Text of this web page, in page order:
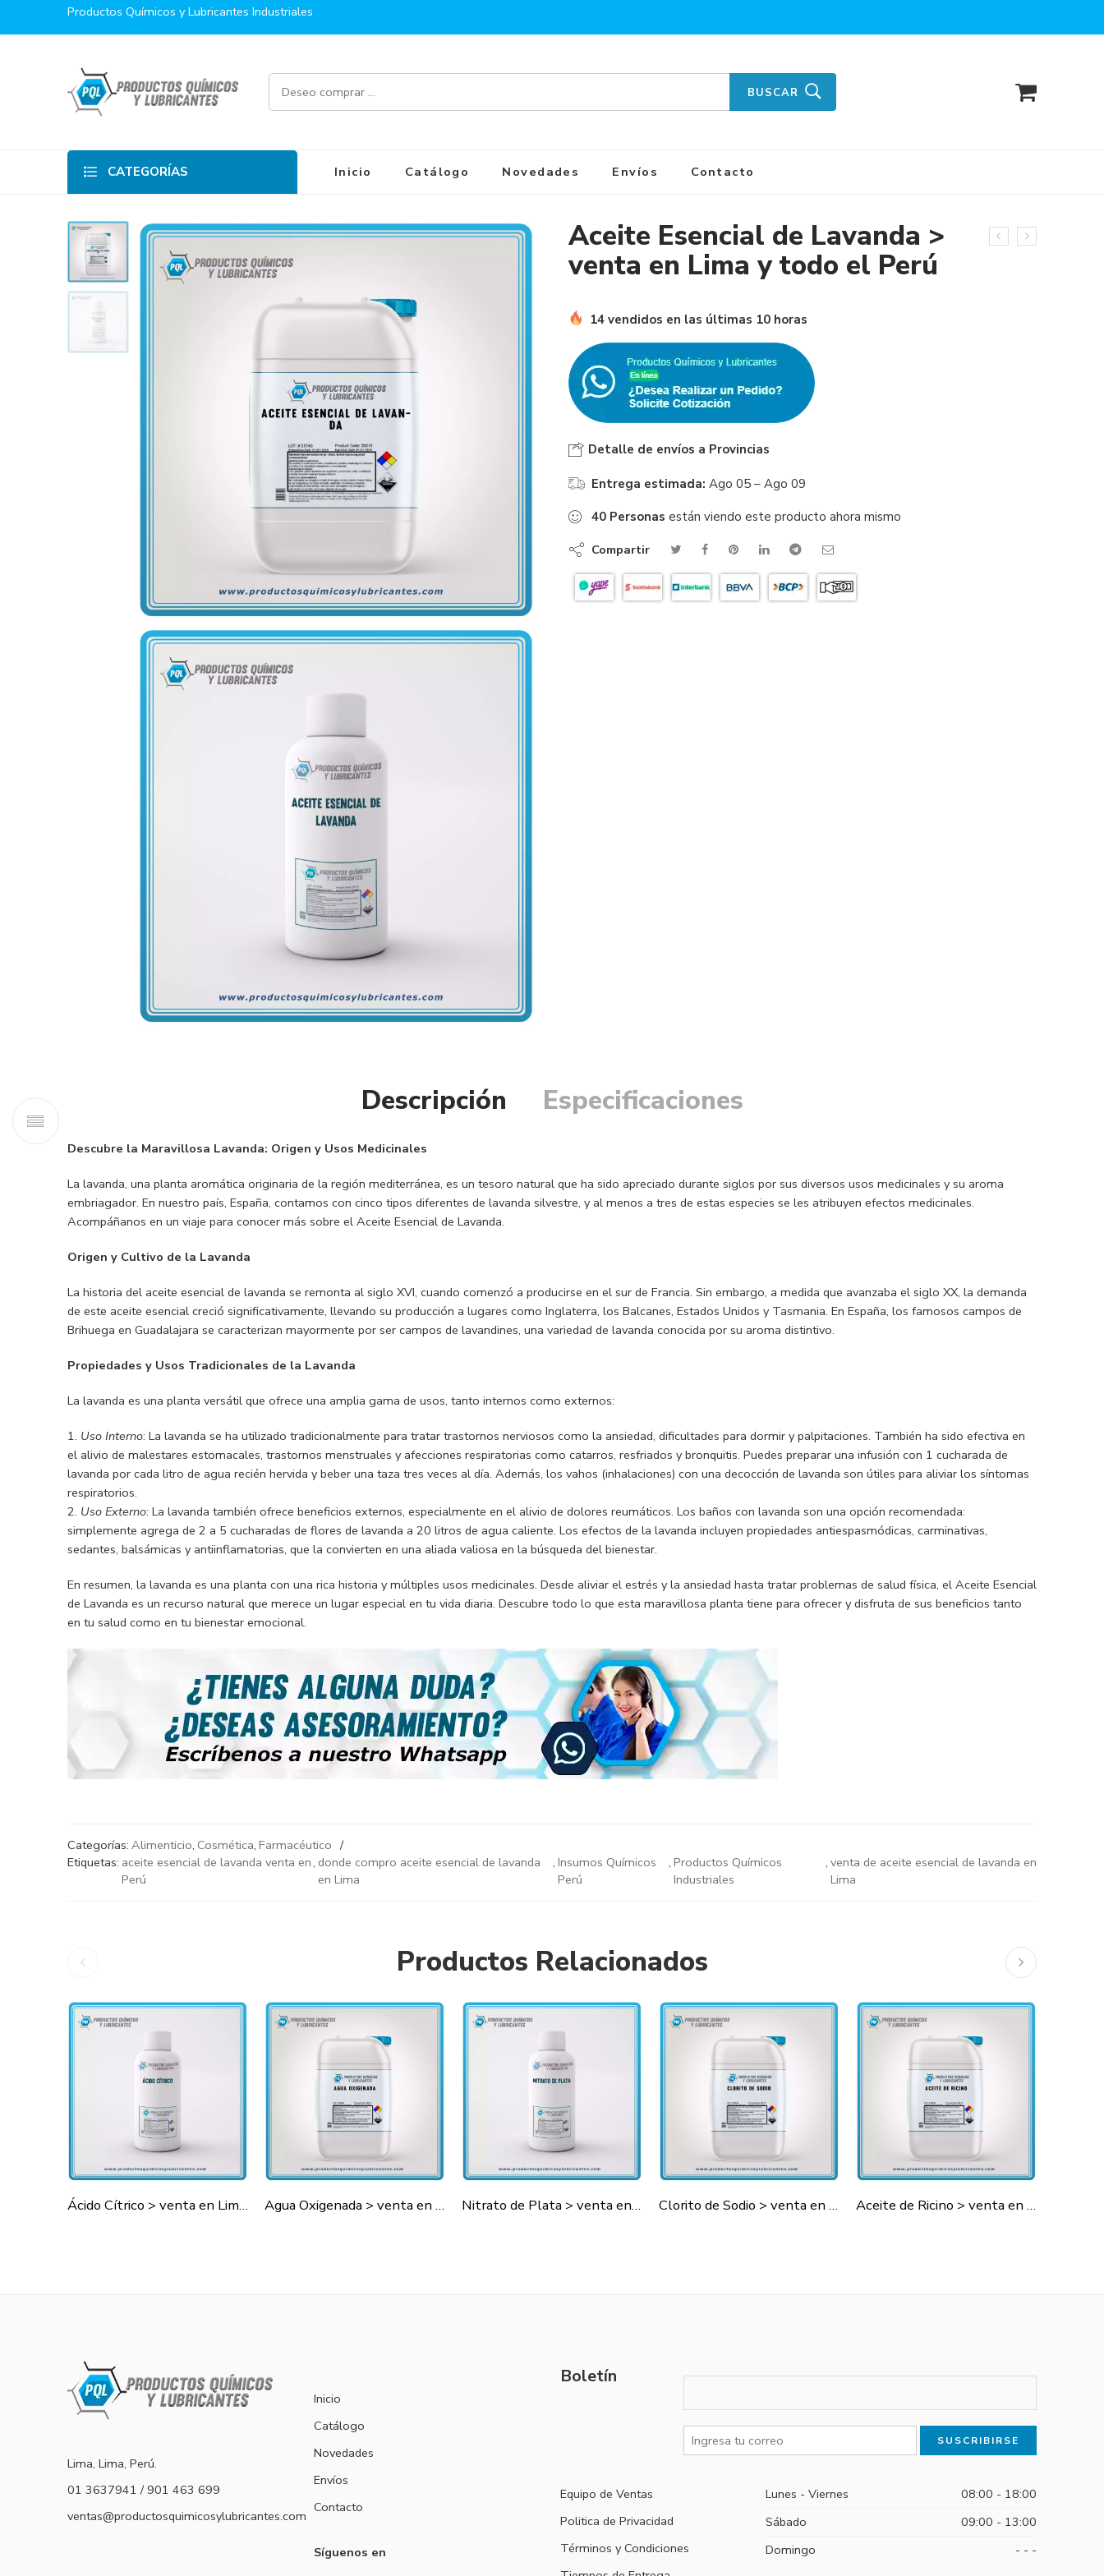
Productos Químicos y Lubricantes Industriales
BUSCAR
CATEGORÍAS Inicio Catálogo Novedades Envíos Contacto
Aceite Esencial de Lavanda >
venta en Lima y todo el Perú
14 vendidos en las últimas 10 horas
Detalle de envíos a Provincias
Entrega estimada: Ago 05 – Ago 09
40 Personas están viendo este producto ahora mismo
Compartir
Descripción Especificaciones
Descubre la Maravillosa Lavanda: Origen y Usos Medicinales
La lavanda, una planta aromática originaria de la región mediterránea, es un tesoro natural que ha sido apreciado durante siglos por sus diversos usos medicinales y su aroma
embriagador. En nuestro país, España, contamos con cinco tipos diferentes de lavanda silvestre, y al menos a tres de estas especies se les atribuyen efectos medicinales.
Acompáñanos en un viaje para conocer más sobre el Aceite Esencial de Lavanda.
Origen y Cultivo de la Lavanda
La historia del aceite esencial de lavanda se remonta al siglo XVI, cuando comenzó a producirse en el sur de Francia. Sin embargo, a medida que avanzaba el siglo XX, la demanda
de este aceite esencial creció significativamente, llevando su producción a lugares como Inglaterra, los Balcanes, Estados Unidos y Tasmania. En España, los famosos campos de
Brihuega en Guadalajara se caracterizan mayormente por ser campos de lavandines, una variedad de lavanda conocida por su aroma distintivo.
Propiedades y Usos Tradicionales de la Lavanda
La lavanda es una planta versátil que ofrece una amplia gama de usos, tanto internos como externos:
Uso Interno: La lavanda se ha utilizado tradicionalmente para tratar trastornos nerviosos como la ansiedad, dificultades para dormir y palpitaciones. También ha sido efectiva en
el alivio de malestares estomacales, trastornos menstruales y afecciones respiratorias como catarros, resfriados y bronquitis. Puedes preparar una infusión con 1 cucharada de
lavanda por cada litro de agua recién hervida y beber una taza tres veces al día. Además, los vahos (inhalaciones) con una decocción de lavanda son útiles para aliviar los síntomas
respiratorios.
Uso Externo: La lavanda también ofrece beneficios externos, especialmente en el alivio de dolores reumáticos. Los baños con lavanda son una opción recomendada:
simplemente agrega de 2 a 5 cucharadas de flores de lavanda a 20 litros de agua caliente. Los efectos de la lavanda incluyen propiedades antiespasmódicas, carminativas,
sedantes, balsámicas y antiinflamatorias, que la convierten en una aliada valiosa en la búsqueda del bienestar.
En resumen, la lavanda es una planta con una rica historia y múltiples usos medicinales. Desde aliviar el estrés y la ansiedad hasta tratar problemas de salud física, el Aceite Esencial
de Lavanda es un recurso natural que merece un lugar especial en tu vida diaria. Descubre todo lo que esta maravillosa planta tiene para ofrecer y disfruta de sus beneficios tanto
en tu salud como en tu bienestar emocional.
Categorías: Alimenticio, Cosmética, Farmacéutico
Etiquetas: aceite esencial de lavanda venta en
Perú
, donde compro aceite esencial de lavanda
en Lima
, Insumos Químicos
Perú
, Productos Químicos
Industriales
, venta de aceite esencial de lavanda en
Lima
Productos Relacionados
Ácido Cítrico > venta en Lima y todo el Perú Agua Oxigenada > venta en Lima y todo el Perú Nitrato de Plata > venta en Lima y todo el Perú Clorito de Sodio > venta en Lima y todo el Perú Aceite de Ricino > venta en Lima y todo el Perú
Lima, Lima, Perú.
01 3637941 / 901 463 699
ventas@productosquimicosylubricantes.com
Inicio
Catálogo
Novedades
Envíos
Contacto
Síguenos en
Boletín
Equipo de Ventas
Politica de Privacidad
Términos y Condiciones
Lunes - Viernes
08:00 - 18:00
Sábado
09:00 - 13:00
Domingo
- - -